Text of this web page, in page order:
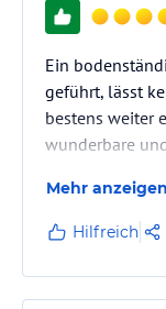
Ein
geführt, lässt
bestens weiter
wunderbare
Mehr anzeigen
Hilfreich